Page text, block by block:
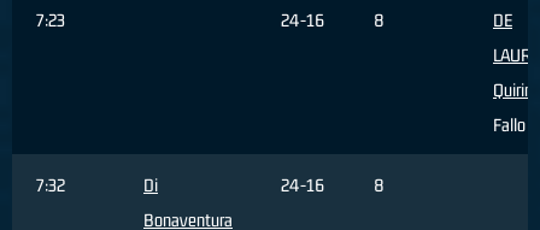
7:23 24-16 8
DE
Quirino
Fallo
7:32
Di
Bonaventura
24-16 8